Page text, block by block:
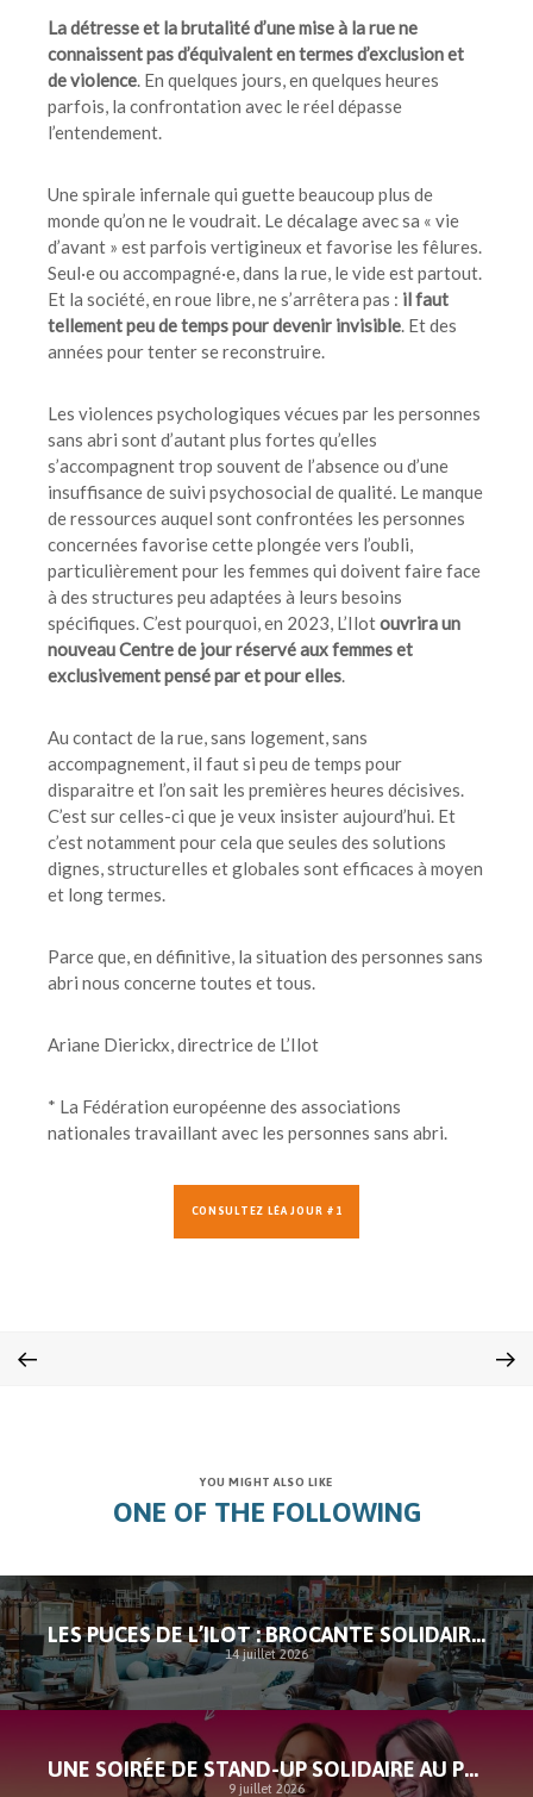
La détresse et la brutalité d’une mise à la rue ne
connaissent pas d’équivalent en termes d’exclusion et
de violence. En quelques jours, en quelques heures
parfois, la confrontation avec le réel dépasse
l’entendement.
Une spirale infernale qui guette beaucoup plus de
monde qu’on ne le voudrait. Le décalage avec sa « vie
d’avant » est parfois vertigineux et favorise les fêlures.
Seul·e ou accompagné·e, dans la rue, le vide est partout.
Et la société, en roue libre, ne s’arrêtera pas : il faut
tellement peu de temps pourdevenir invisible. Et des
années pour tenter se reconstruire.
Les violences psychologiques vécues par les personnes
sans abri sont d’autant plus fortes qu’elles
s’accompagnent trop souvent de l’absence ou d’une
insuffisance de suivi psychosocial de qualité. Le manque
de ressources auquel sont confrontées les personnes
concernées favorise cette plongée vers l’oubli,
particulièrement pour les femmes qui doivent faire face
à des structures peu adaptées à leurs besoins
spécifiques. C’est pourquoi, en 2023, L’Ilotouvrira un
nouveau Centre de jour réservé aux femmes et
exclusivement pensé par et pour elles.
Au contact de la rue, sans logement, sans
accompagnement, il faut si peu de temps pour
disparaitre et l’on sait les premières heures décisives.
C’est sur celles-ci que je veux insister aujourd’hui. Et
c’est notamment pour cela que seules des solutions
dignes, structurelles et globales sont efficaces à moyen
et long termes.
Parce que, en définitive, la situation des personnes sans
abri nous concerne toutes et tous.
Ariane Dierickx, directrice de L’Ilot
* La Fédération européenne des associations
nationales travaillant avec les personnes sans abri.
CONSULTEZ LÉA JOUR #1
YOU MIGHT ALSO LIKE
ONE OF THE FOLLOWING
LES PUCES DE L’ILOT : BROCANTE SOLIDAIRE À SAINT-GILLES
14 juillet 2026
UNE SOIRÉE DE STAND-UP SOLIDAIRE AU PROFIT DE L’ILOT
9 juillet 2026